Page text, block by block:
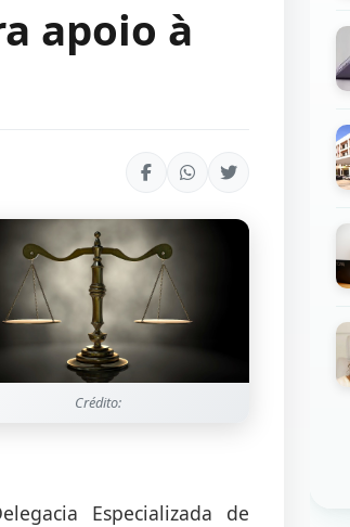
apoio à
Crédito:
Especializada de